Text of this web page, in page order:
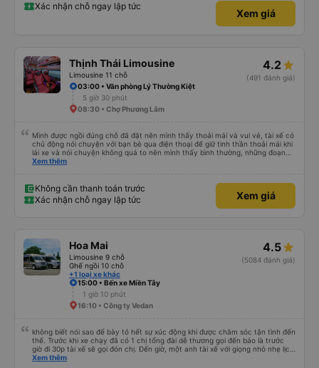
Xác nhận chỗ ngay lập tức
Xem giá
Thịnh Thái Limousine
Limousine 11 chỗ
4.2
(491 đánh giá)
03:00 • Văn phòng Lý Thường Kiệt
5 giờ 30 phút
08:30 • Chợ Phương Lâm
Mình được ngồi đúng chỗ đã đặt nên mình thấy thoải mái và vui vẻ, tài xế có
chủ động nói chuyện với bạn bè qua điện thoại để giữ tinh thần thoải mái khi
lái xe và nói chuyện không quá to nên mình thấy bình thường, những đoạn
cần tập trung như vào đường đèo thì tài xế ngừng lại để tập trung. Tài xế
sạch, thoải mái không mùi nhiều.
Xem thêm
Không cần thanh toán trước
Xác nhận chỗ ngay lập tức
Xem giá
Hoa Mai
Limousine 9 chỗ
Ghế ngồi 10 chỗ
+1 loại xe khác
4.5
(5084 đánh giá)
15:00 • Bến xe Miền Tây
1 giờ 10 phút
16:10 • Công ty Vedan
không biết nói sao để bày tỏ hết sự xúc động khi được chăm sóc tận tình đến
thế. Trước khi xe chạy đã có 1 chị tổng đài dễ thương gọi đến báo là trước
giờ đi 30p tài xế sẽ gọi đón chị. Đến giờ, một anh tài xế với giọng nhỏ nhẹ lịch
sử hỏi: chị ở chỗ nào e đến đón. Tuy đường hơi đông nhưng anh tài xế vẫn
Xem thêm